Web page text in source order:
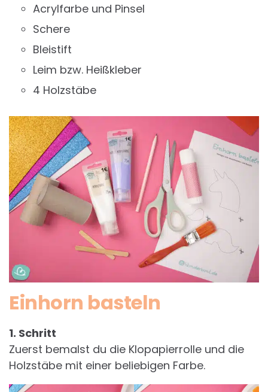
Acrylfarbe und Pinsel
Schere
Bleistift
Leim bzw. Heißkleber
4 Holzstäbe
Einhorn basteln
1. Schritt
Zuerst bemalst du die Klopapierrolle und die
Holzstäbe mit einer beliebigen Farbe.